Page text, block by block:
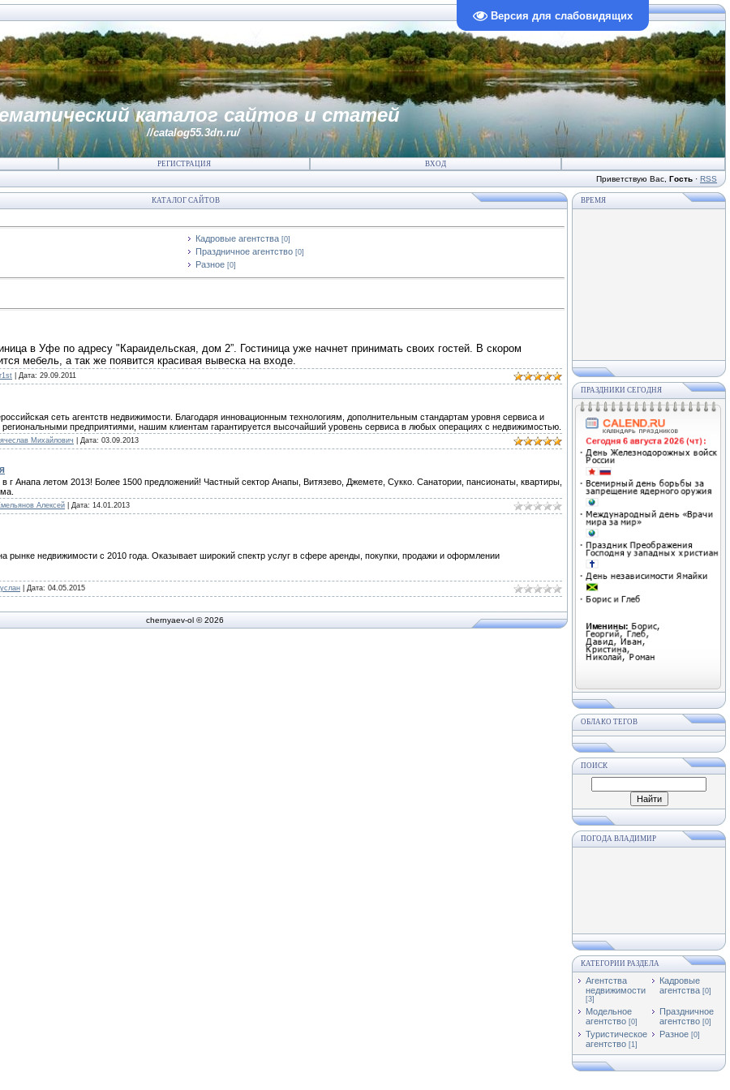
Версия для слабовидящих
каталог сайтов и статей
//catalog55.3dn.ru/
РЕГИСТРАЦИЯ ВХОД
Приветствую Вас Гость · RSS
КАТАЛОГ САЙТОВ
Кадровые агентства [0]
Праздничное агентство [0]
Разное [0]
в Уфе по адресу "Караидельская, дом 2”. Гостиница уже начнет принимать своих гостей. В скором
мебель, а так же появится красивая вывеска на входе.
| Дата: 29.09.2011
сеть агентств недвижимости. Благодаря инновационным технологиям, дополнительным стандартам уровня сервиса и
предприятиями, нашим клиентам гарантируется высочайший уровень сервиса в любых операциях с недвижимостью.
Михайлович | Дата: 03.09.2013
г Анапа летом 2013! Более 1500 предложений! Частный сектор Анапы, Витязево, Джемете, Сукко. Санатории, пансионаты, квартиры,
Алексей | Дата: 14.01.2013
рынке недвижимости с 2010 года. Оказывает широкий спектр услуг в сфере аренды, покупки, продажи и оформлении
| Дата: 04.05.2015
chernyaev-ol © 2026
ВРЕМЯ
ПРАЗДНИКИ СЕГОДНЯ
ОБЛАКО ТЕГОВ
ПОИСК
ПОГОДА ВЛАДИМИР
КАТЕГОРИИ РАЗДЕЛА
Агентства
недвижимости
[3]
Кадровые
агентства [0]
Модельное
агентство [0]
Праздничное
агентство [0]
Туристическое
агентство [1]
Разное [0]